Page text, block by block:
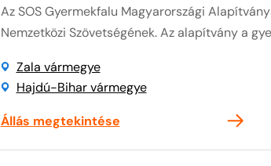
Az SOS Gyermekfalu Magyarországi
Nemzetközi Szövetségének. Az alapítvány a
Zala vármegye
Hajdú-Bihar vármegye
Állás megtekintése